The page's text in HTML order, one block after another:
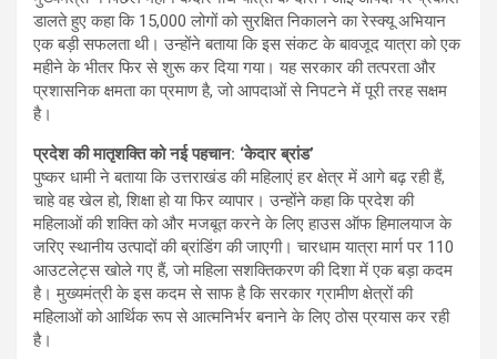
डालते हुए कहा कि 15,000 लोगों को सुरक्षित निकालने का रेस्क्यू अभियान
एक बड़ी सफलता थी। उन्होंने बताया कि इस संकट के बावजूद यात्रा को एक
महीने के भीतर फिर से शुरू कर दिया गया। यह सरकार की तत्परता और
प्रशासनिक क्षमता का प्रमाण है, जो आपदाओं से निपटने में पूरी तरह सक्षम
है।
प्रदेश की मातृशक्ति को नई पहचान: ‘केदार ब्रांड’
पुष्कर धामी ने बताया कि उत्तराखंड की महिलाएं हर क्षेत्र में आगे बढ़ रही हैं,
चाहे वह खेल हो, शिक्षा हो या फिर व्यापार। उन्होंने कहा कि प्रदेश की
महिलाओं की शक्ति को और मजबूत करने के लिए हाउस ऑफ हिमालयाज के
जरिए स्थानीय उत्पादों की ब्रांडिंग की जाएगी। चारधाम यात्रा मार्ग पर 110
आउटलेट्स खोले गए हैं, जो महिला सशक्तिकरण की दिशा में एक बड़ा कदम
है। मुख्यमंत्री के इस कदम से साफ है कि सरकार ग्रामीण क्षेत्रों की
महिलाओं को आर्थिक रूप से आत्मनिर्भर बनाने के लिए ठोस प्रयास कर रही
है।